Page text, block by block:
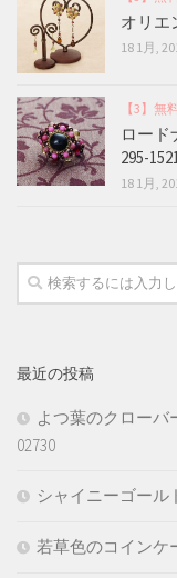
オリエ
18 1月,
【3】無
ロー
295-
18 1月,
最近の投稿
よつ葉のクロー
02730
シャイニーゴール
若草色のコインケ